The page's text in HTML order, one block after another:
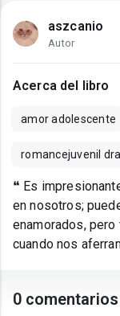
aszcanio
Autor
Acerca del libro
amor adolescente
romancejuvenil
❝ Es
en nosotros;
enamorados,
cuando nos
0 comentarios